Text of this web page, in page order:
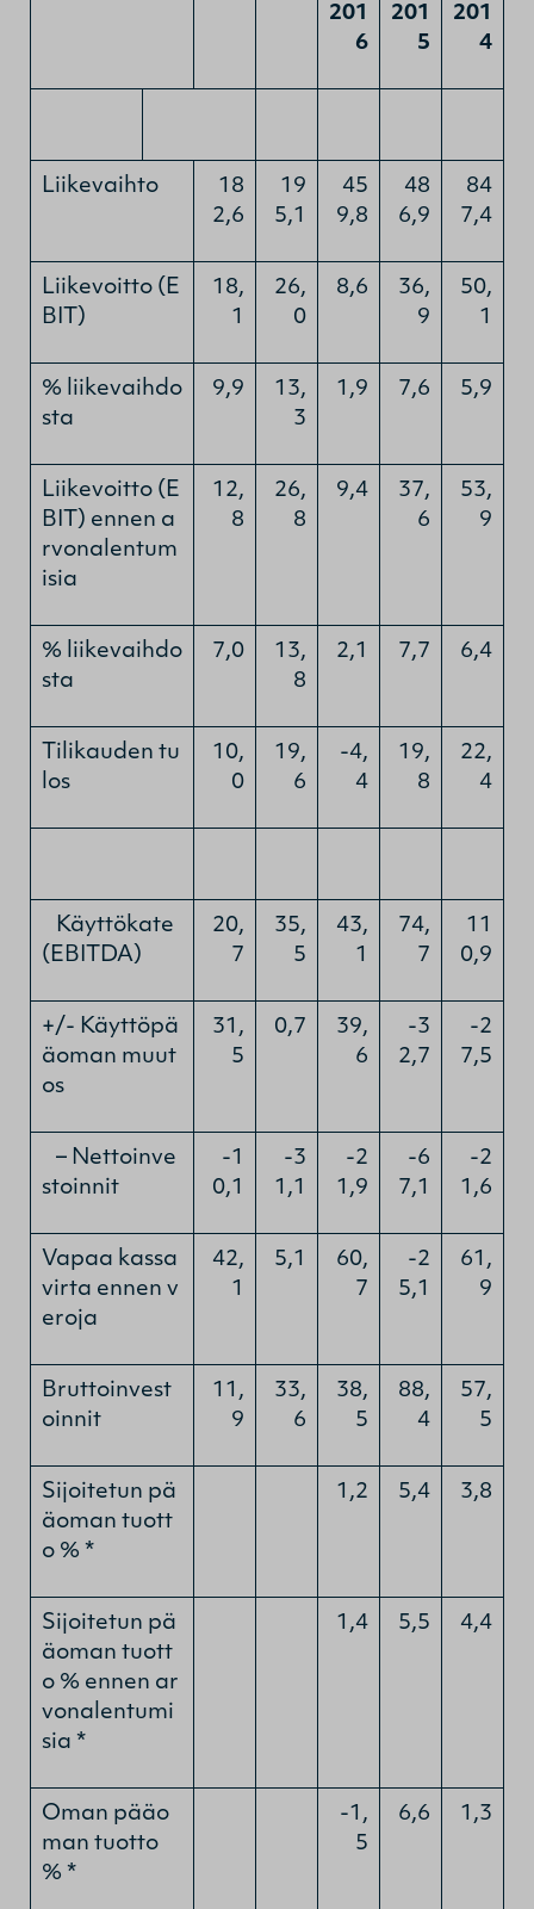
201
6
201
5
201
4
Liikevaihto
18
2,6
19
5,1
45
9,8
48
6,9
84
7,4
Liikevoitto (E
BIT)
18,
1
26,
0
8,6
36,
9
50,
1
% liikevaihdo
sta
9,9
13,
3
1,9 7,6 5,9
Liikevoitto (E
BIT) ennen a
rvonalentum
isia
12,
8
26,
8
9,4
37,
6
53,
9
% liikevaihdo
sta
7,0
13,
8
2,1 7,7 6,4
Tilikauden tu
los
10,
0
19,
6
-4,
4
19,
8
22,
4
Käyttökate
(EBITDA)
20,
7
35,
5
43,
1
74,
7
11
0,9
+/- Käyttöpä
äoman muut
os
31,
5
0,7
39,
6
-3
2,7
-2
7,5
– Nettoinve
stoinnit
-1
0,1
-3
1,1
-2
1,9
-6
7,1
-2
1,6
Vapaa kassa
virta ennen v
eroja
42,
1
5,1
60,
7
-2
5,1
61,
9
Bruttoinvest
oinnit
11,
9
33,
6
38,
5
88,
4
57,
5
Sijoitetun pä
äoman tuott
o % *
1,2 5,4 3,8
Sijoitetun pä
äoman tuott
o % ennen ar
vonalentumi
sia *
1,4 5,5 4,4
Oman pääo
man tuotto
% *
-1,
5
6,6 1,3